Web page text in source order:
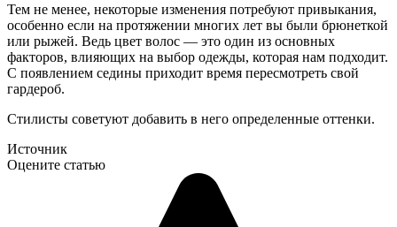
Тем не менее, некоторые изменения потребуют привыкания,
особенно если на протяжении многих лет вы были брюнеткой
или рыжей. Ведь цвет волос — это один из основных
факторов, влияющих на выбор одежды, которая нам подходит.
С появлением седины приходит время пересмотреть свой
гардероб.
Стилисты советуют добавить в него определенные оттенки.
Источник
Оцените статью